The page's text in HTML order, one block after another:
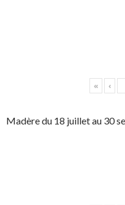
« ‹
Madère du 18 juillet au 30